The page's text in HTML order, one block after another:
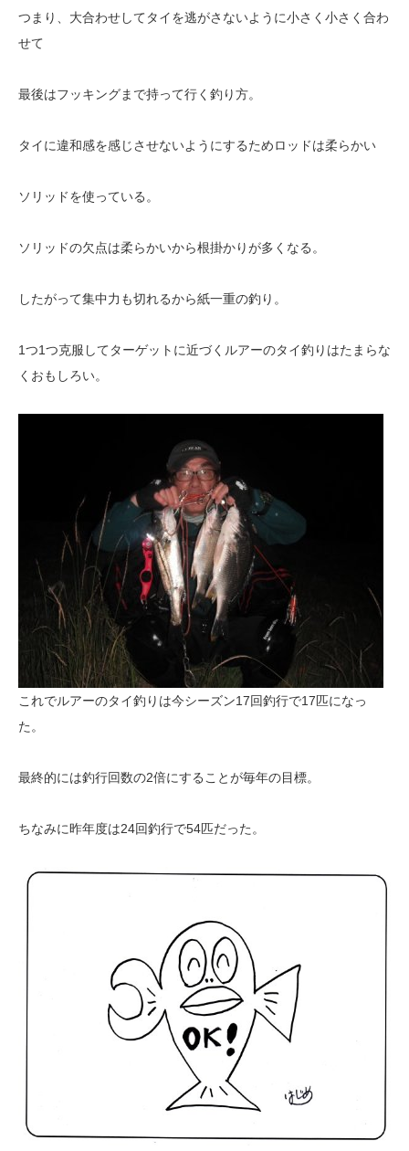
つまり、大合わせしてタイを逃がさないように小さく小さく合わ
せて
最後はフッキングまで持って行く釣り方。
タイに違和感を感じさせないようにするためロッドは柔らかい
ソリッドを使っている。
ソリッドの欠点は柔らかいから根掛かりが多くなる。
したがって集中力も切れるから紙一重の釣り。
1つ1つ克服してターゲットに近づくルアーのタイ釣りはたまらな
くおもしろい。
これでルアーのタイ釣りは今シーズン17回釣行で17匹になっ
た。
最終的には釣行回数の2倍にすることが毎年の目標。
ちなみに昨年度は24回釣行で54匹だった。